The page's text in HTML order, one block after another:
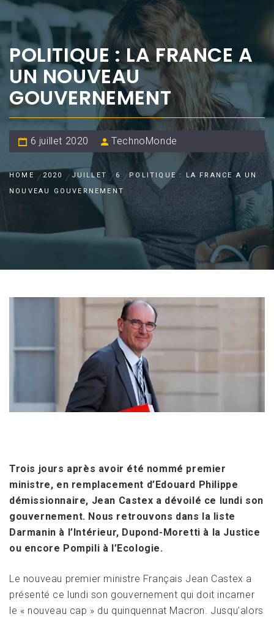
POLITIQUE : LA FRANCE A
UN NOUVEAU
GOUVERNEMENT
6 juillet 2020 TechnoMonde
HOME 2020 JUILLET 6
POLITIQUE : LA FRANCE A UN
NOUVEAU GOUVERNEMENT
Trois jours après avoir été nommé premier
ministre, en remplacement d’Edouard Philippe
démissionnaire, Jean Castex a dévoilé ce lundi son
gouvernement. Nous retrouvons dans la liste
Darmanin à l’Intérieur, Dupond-Moretti à la Justice
ou encore Pompili à l’Ecologie.
Le nouveau premier ministre Français Jean Castex a
présenté ce lundi son gouvernement qui doit incarner
le « nouveau cap » du quinquennat Macron. Jusqu’alors